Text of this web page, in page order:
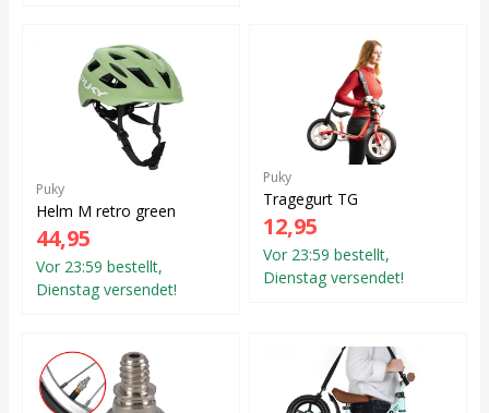
Puky
Helm M retro green
44,95
Vor 23:59 bestellt,
Dienstag versendet!
Puky
Tragegurt TG
12,95
Vor 23:59 bestellt,
Dienstag versendet!